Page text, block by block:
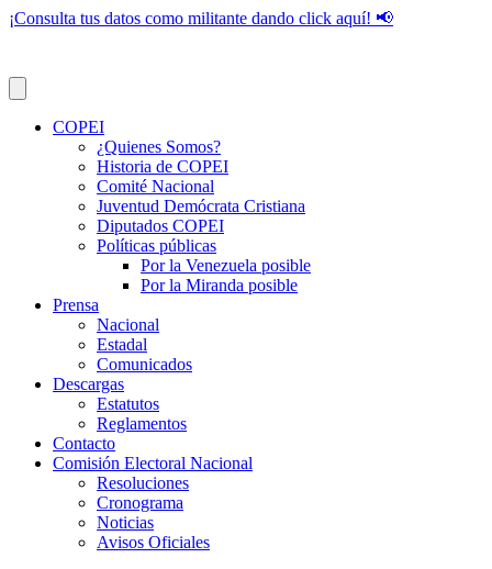
¡Consulta tus datos como militante dando click aquí! 📢
COPEI
¿Quienes Somos?
Historia de COPEI
Comité Nacional
Juventud Demócrata Cristiana
Diputados COPEI
Políticas públicas
Por la Venezuela posible
Por la Miranda posible
Prensa
Nacional
Estadal
Comunicados
Descargas
Estatutos
Reglamentos
Contacto
Comisión Electoral Nacional
Resoluciones
Cronograma
Noticias
Avisos Oficiales